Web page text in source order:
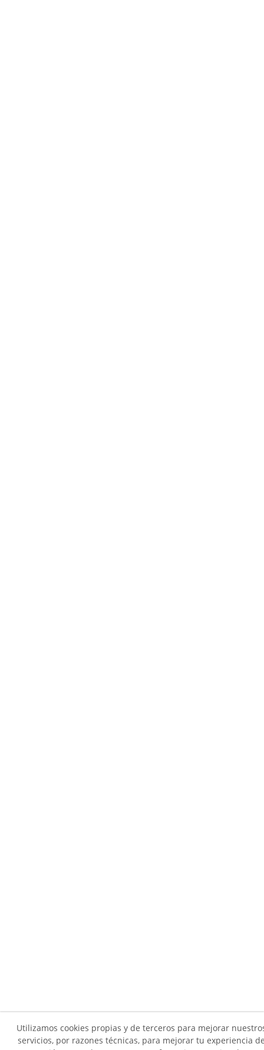
Utilizamos cookies propias y de terceros para mejorar
servicios, por razones técnicas, para mejorar tu experiencia